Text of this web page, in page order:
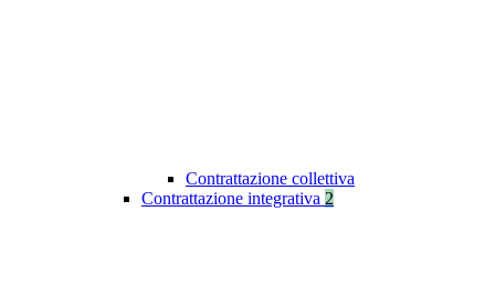
Contrattazione collettiva
Contrattazione integrativa 2